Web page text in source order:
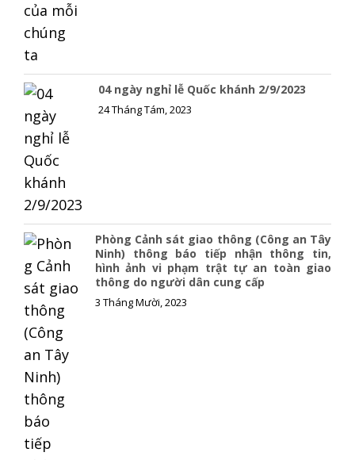
04 ngày nghỉ lễ Quốc khánh 2/9/2023
24 Tháng Tám, 2023
Phòng Cảnh sát giao thông (Công an Tây
Ninh) thông báo tiếp nhận thông tin,
hình ảnh vi phạm trật tự an toàn giao
thông do người dân cung cấp
3 Tháng Mười, 2023